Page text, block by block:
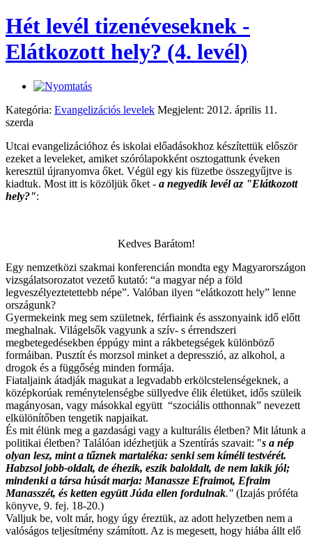
Hét levél tizenéveseknek -
Elátkozott hely? (4. levél)
Kategória: Evangelizációs levelek Megjelent: 2012. április 11.
szerda
Utcai evangelizációhoz és iskolai előadásokhoz készítettük először
ezeket a leveleket, amiket szórólapokként osztogattunk éveken
keresztül újranyomva őket. Végül egy kis füzetbe összegyűjtve is
kiadtuk. Most itt is közöljük őket - a negyedik levél az "Elátkozott
hely?":
Kedves Barátom!
Egy nemzetközi szakmai konferencián mondta egy Magyarországon
vizsgálatsorozatot vezető kutató: “a magyar nép a föld
legveszélyeztetettebb népe”. Valóban ilyen “elátkozott hely” lenne
országunk?
Gyermekeink meg sem születnek, férfiaink és asszonyaink idő előtt
meghalnak. Világelsők vagyunk a szív- s érrendszeri
megbetegedésekben éppúgy mint a rákbetegségek különböző
formáiban. Pusztít és morzsol minket a depresszió, az alkohol, a
drogok és a függőség minden formája.
Fiataljaink átadják magukat a legvadabb erkölcstelenségeknek, a
középkorúak reménytelenségbe süllyedve élik életüket, idős szüleik
magányosan, vagy másokkal együtt “szociális otthonnak” nevezett
elkülönítőben tengetik napjaikat.
És mit élünk meg a gazdasági vagy a kulturális életben? Mit látunk a
politikai életben? Találóan idézhetjük a Szentírás szavait: "s a nép
olyan lesz, mint a tűznek martaléka: senki sem kíméli testvérét.
Habzsol jobb-oldalt, de éhezik, eszik baloldalt, de nem lakik jól;
mindenki a társa húsát marja: Manassze Efraimot, Efraim
Manasszét, és ketten együtt Júda ellen fordulnak." (Izajás próféta
könyve, 9. fej. 18-20.)
Valljuk be, volt már, hogy úgy éreztük, az adott helyzetben nem a
valóságos teljesítmény számított. Az is megesett, hogy hiába állt elő